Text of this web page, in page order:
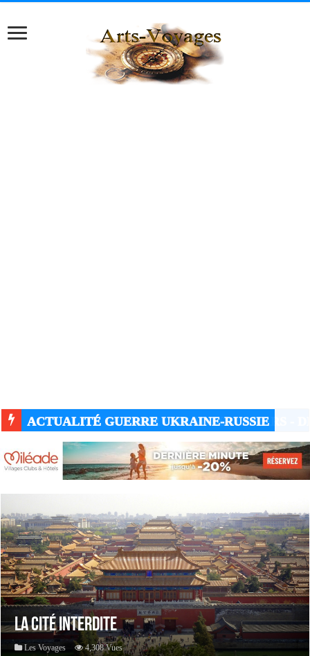
ACTUALITÉ GUERRE UKRAINE-RUSSIE
La Cité Interdite
Les Voyages 4,308 Vues